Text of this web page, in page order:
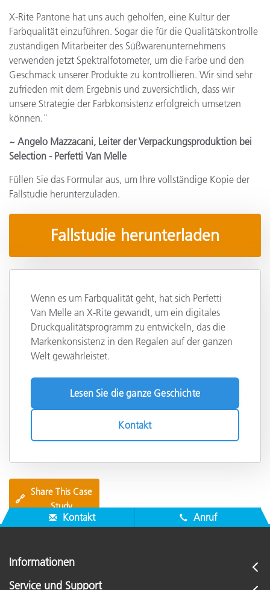
X-Rite Pantone hat uns auch geholfen, eine Kultur der
Farbqualität einzuführen. Sogar die für die Qualitätskontrolle
zuständigen Mitarbeiter des Süßwarenunternehmens
verwenden jetzt Spektralfotometer, um die Farbe und den
Geschmack unserer Produkte zu kontrollieren. Wir sind sehr
zufrieden mit dem Ergebnis und zuversichtlich, dass wir
unsere Strategie der Farbkonsistenz erfolgreich umsetzen
können."
~ Angelo Mazzacani, Leiter der Verpackungsproduktion bei
Selection - Perfetti Van Melle
Füllen Sie das Formular aus, um Ihre vollständige Kopie der
Fallstudie herunterzuladen.
Fallstudie herunterladen
Wenn es um Farbqualität geht, hat sich Perfetti
Van Melle an X-Rite gewandt, um ein digitales
Druckqualitätsprogramm zu entwickeln, das die
Markenkonsistenz in den Regalen auf der ganzen
Welt gewährleistet.
Lesen Sie die ganze Geschichte
Kontakt
🔗
Share This Case
Study
Kontakt Anruf
Informationen
Service und Support